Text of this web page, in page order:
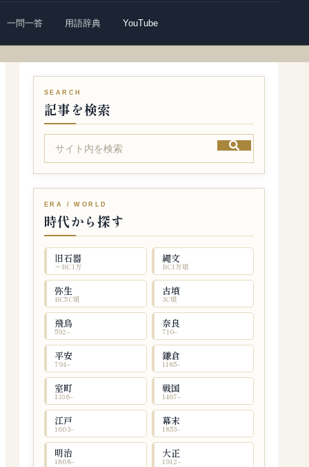
一問一答 用語辞典 YouTube
記事を検索
時代から探す
旧石器
〜BC1万
縄文
BC1万頃
弥生
BC5C頃
古墳
3C頃
飛鳥
592–
奈良
710–
平安
794–
鎌倉
1185–
室町
1336–
戦国
1467–
江戸
1603–
幕末
1853–
明治
1868–
大正
1912–